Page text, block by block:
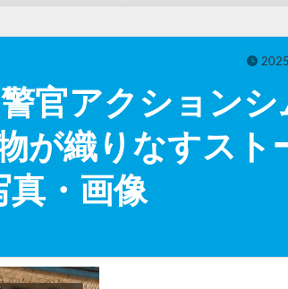
官アクションシ
が織りなすスト
真・画像